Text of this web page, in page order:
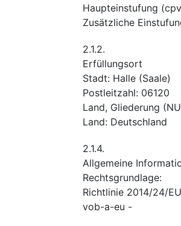
Haupteinstufung (cpv
Zusätzliche
2.1.2.
Erfüllungsort
Stadt: Halle (Saale)
Postleitzahl: 06120
Land, Gliederung
Land: Deutschland
2.1.4.
Allgemeine
Rechtsgrundlage:
Richtlinie 2014/24/EU
vob-a-eu -